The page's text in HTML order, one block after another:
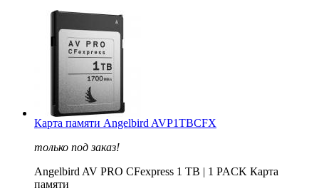
Карта памяти Angelbird AVP1TBCFX
только под заказ!
Angelbird AV PRO CFexpress 1 TB | 1 PACK Карта
памяти